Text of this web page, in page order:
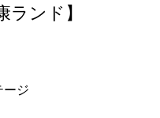
ンド】
ジ